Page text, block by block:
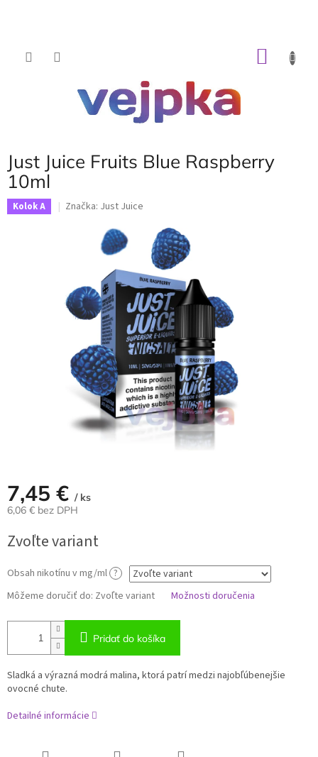
Just Juice Fruits Blue Raspberry
10ml
Kolok A Značka: Just Juice
7,45 € / ks
6,06 € bez DPH
cena:
Zvoľte variant
Obsah nikotínu v mg/ml ?
Môžeme doručiť do: Zvoľte variant Možnosti doručenia
Pridať do košíka
Sladká a výrazná modrá malina, ktorá patrí medzi najobľúbenejšie
ovocné chute.
Detailné informácie